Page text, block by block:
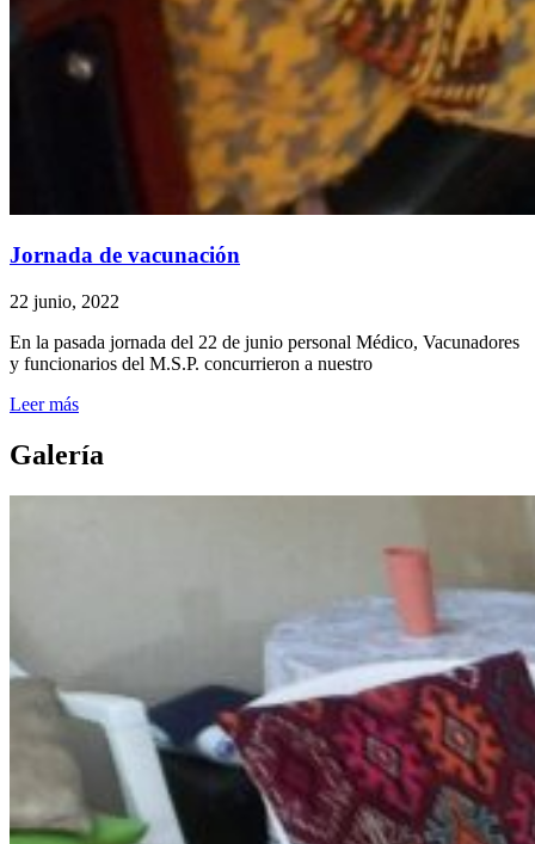
Jornada de vacunación
22 junio, 2022
En la pasada jornada del 22 de junio personal Médico, Vacunadores
y funcionarios del M.S.P. concurrieron a nuestro
Leer más
Galería